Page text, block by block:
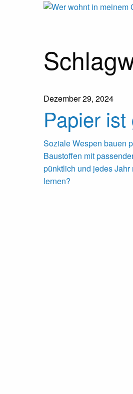
wohnt
meinem
Garten?
to
content
Dezember 29, 2024
Papier
Soziale Wespen bauen
Baustoffen mit
pünktlich und jedes
lernen?